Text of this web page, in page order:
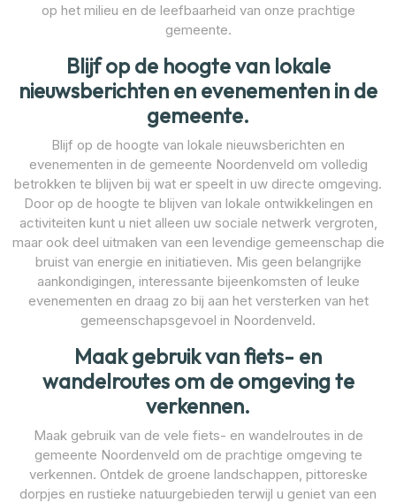
op het milieu en de leefbaarheid van onze prachtige
gemeente.
Blijf op de hoogte van lokale
nieuwsberichten en evenementen in de
gemeente.
Blijf op de hoogte van lokale nieuwsberichten en
evenementen in de gemeente Noordenveld om volledig
betrokken te blijven bij wat er speelt in uw directe omgeving.
Door op de hoogte te blijven van lokale ontwikkelingen en
activiteiten kunt u niet alleen uw sociale netwerk vergroten,
maar ook deel uitmaken van een levendige gemeenschap die
bruist van energie en initiatieven. Mis geen belangrijke
aankondigingen, interessante bijeenkomsten of leuke
evenementen en draag zo bij aan het versterken van het
gemeenschapsgevoel in Noordenveld.
Maak gebruik van fiets- en
wandelroutes om de omgeving te
verkennen.
Maak gebruik van de vele fiets- en wandelroutes in de
gemeente Noordenveld om de prachtige omgeving te
verkennen. Ontdek de groene landschappen, pittoreske
dorpjes en rustieke natuurgebieden terwijl u geniet van een